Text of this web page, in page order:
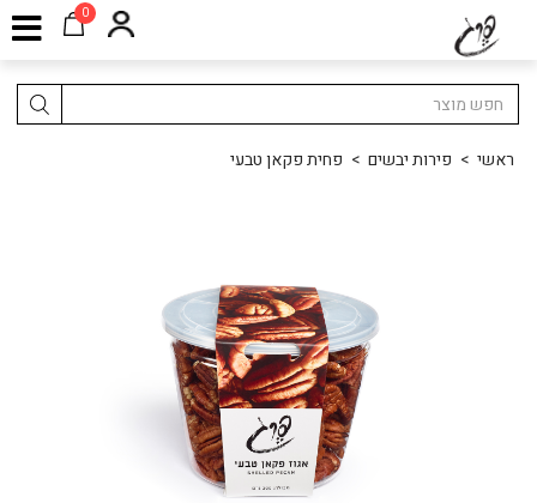
0
ראשי > פירות יבשים > פחית פקאן טבעי